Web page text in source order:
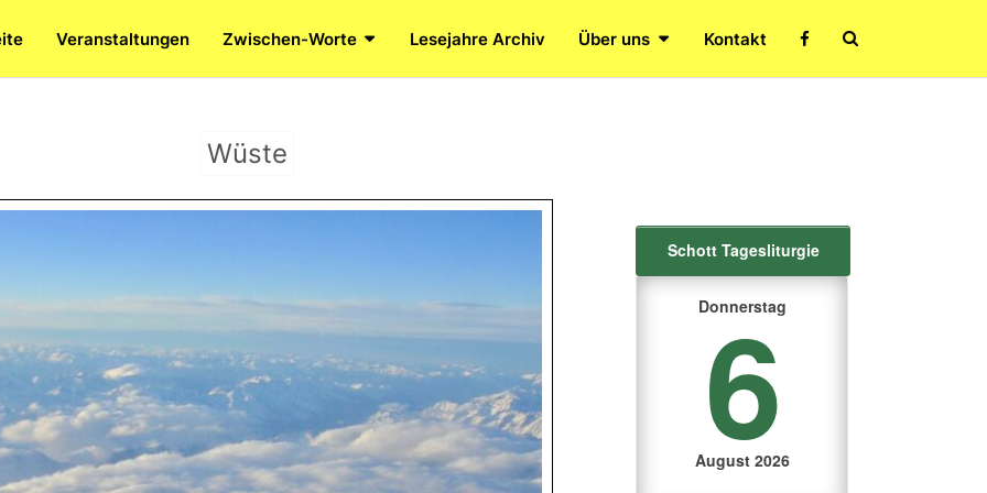
Veranstaltungen Zwischen-Worte Lesejahre Archiv Über uns Kontakt
Search
Wüste
Schott Tagesliturgie
Donnerstag
6
August 2026